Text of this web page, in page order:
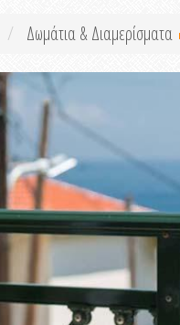
Δωμάτια & Διαμερίσματα